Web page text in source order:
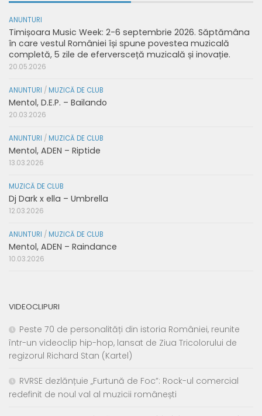
ANUNTURI
Timișoara Music Week: 2-6 septembrie 2026. Săptămâna
în care vestul României își spune povestea muzicală
completă, 5 zile de eferversceță muzicală și inovație.
20.05.2026
ANUNTURI / MUZICĂ DE CLUB
Mentol, D.E.P. – Bailando
20.03.2026
ANUNTURI / MUZICĂ DE CLUB
Mentol, ADEN – Riptide
13.03.2026
MUZICĂ DE CLUB
Dj Dark x ella – Umbrella
12.03.2026
ANUNTURI / MUZICĂ DE CLUB
Mentol, ADEN – Raindance
10.03.2026
VIDEOCLIPURI
Peste 70 de personalități din istoria României, reunite
într-un videoclip hip-hop, lansat de Ziua Tricolorului de
regizorul Richard Stan (Kartel)
RVRSE dezlănțuie „Furtună de Foc”: Rock-ul comercial
redefinit de noul val al muzicii românești